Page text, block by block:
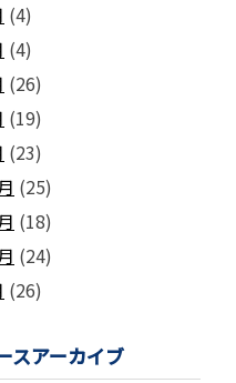
(4)
(4)
(26)
(19)
(23)
(25)
(18)
(24)
(26)
スアーカイブ